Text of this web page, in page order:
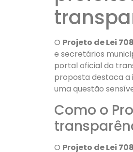
O Projeto de Lei
e secretários
portal oficial da
proposta destaca a
uma questão
Como o
O Projeto de Lei